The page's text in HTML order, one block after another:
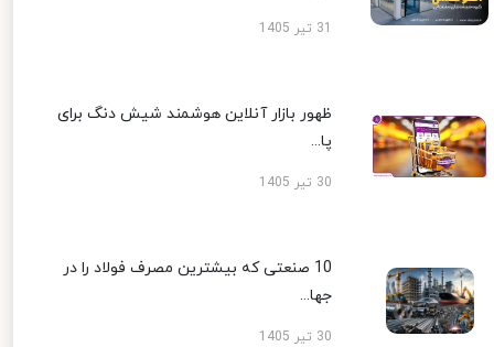
ظهور بازار آنلاین هوشمند شیش دنگ برای
پا...
30 تیر 1405
10 صنعتی که بیشترین مصرف فولاد را در
جها...
30 تیر 1405